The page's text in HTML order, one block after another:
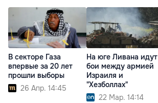
В секторе Газа
впервые за 20 лет
прошли выборы
26 Апр. 14:45
На юге Ливана идут
бои между армией
Израиля и
"Хезболлах"
22 Мар. 14:14